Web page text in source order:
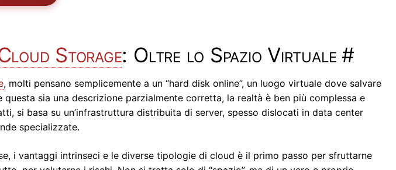
Storage: Oltre lo Spazio Virtuale #
, molti pensano semplicemente a un “hard disk online”, un luogo virtuale dove salvare
sia una descrizione parzialmente corretta, la realtà è ben più complessa e
si basa su un’infrastruttura distribuita di server, spesso dislocati in data center
specializzate.
i vantaggi intrinseci e le diverse tipologie di cloud è il primo passo per sfruttarne